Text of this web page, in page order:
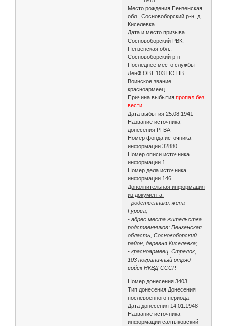
Место рождения Пензенская
обл., Сосновоборский р-н, д.
Киселевка
Дата и место призыва
Сосновоборский РВК,
Пензенская обл.,
Сосновоборский р-н
Последнее место службы
ЛенФ ОВТ 103 ПО ПВ
Воинское звание
красноармеец
Причина выбытияпропал без
вести
Дата выбытия 25.08.1941
Название источника
донесения РГВА
Номер фонда источника
информации 32880
Номер описи источника
информации 1
Номер дела источника
информации 146
Дополнительная информация
из документа:
- родственники: жена -
Гурова;
- адрес места жительства
родственников: Пензенская
область, Сосновоборский
район, деревня Киселевка;
- красноармеец. Стрелок,
103 пограничный отряд
войск НКВД СССР.
Номер донесения 3403
Тип донесения Донесения
послевоенного периода
Дата донесения 14.01.1948
Название источника
информации салтыковский